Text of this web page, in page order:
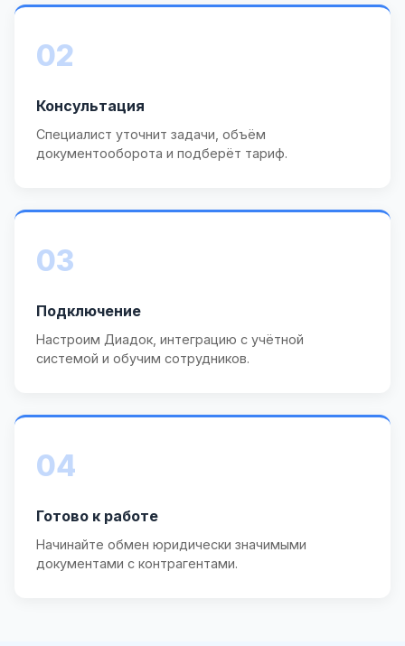
02
Консультация
Специалист уточнит задачи, объём
документооборота и подберёт тариф.
03
Подключение
Настроим Диадок, интеграцию с учётной
системой и обучим сотрудников.
04
Готово к работе
Начинайте обмен юридически значимыми
документами с контрагентами.